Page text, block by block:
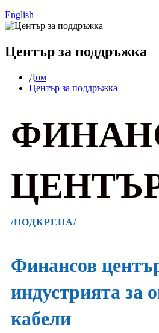
English
Център за поддръжка
Дом
Център за поддръжка
/ПОДКРЕПА/
Финансов
индустрията за
кабели